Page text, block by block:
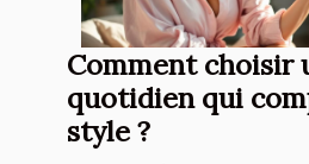
Comment choisir
quotidien qui
style ?